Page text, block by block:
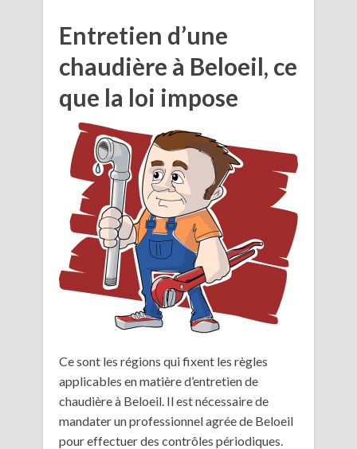
Entretien d’une
chaudière à Beloeil, ce
que la loi impose
Ce sont les régions qui fixent les règles
applicables en matière d’entretien de
chaudière à Beloeil. Il est nécessaire de
mandater un professionnel agrée de Beloeil
pour effectuer des contrôles périodiques.